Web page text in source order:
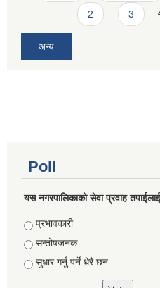
2 3
अन्य
Poll
यस नगरपालिकाको सेवा प्रवाह
Choices
प्रभावकारी
सन्तोषजनक
सुधार गर्नु पर्ने धेरै छन